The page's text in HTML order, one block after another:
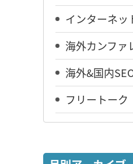
インターネッ
海外カンファ
海外&国内
フリートーク